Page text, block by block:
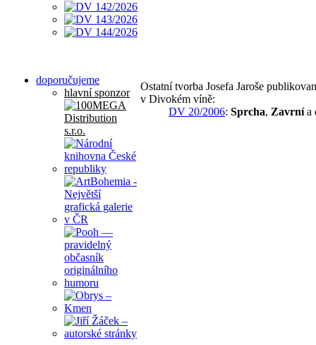
doporučujeme
hlavní sponzor
Ostatní tvorba Josefa Jaroše
v Divokém víně:
DV 20/2006: Sprcha, Zavrnía